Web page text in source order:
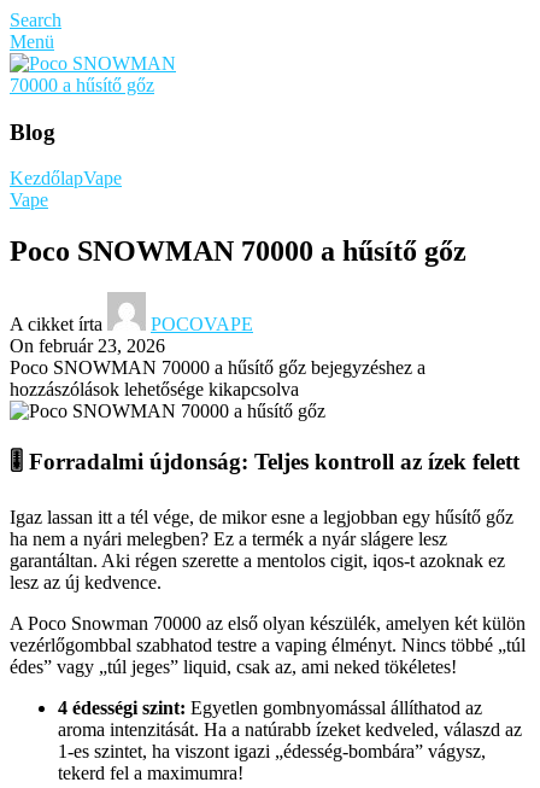
Search
Menü
Blog
KezdőlapVape
Vape
Poco SNOWMAN 70000 a hűsítő gőz
A cikket írta
POCOVAPE
On február 23, 2026
Poco SNOWMAN 70000 a hűsítő gőz bejegyzéshez a
hozzászólások lehetősége kikapcsolva
🎚️ Forradalmi újdonság: Teljes kontroll az ízek felett
Igaz lassan itt a tél vége, de mikor esne a legjobban egy hűsítő gőz
ha nem a nyári melegben? Ez a termék a nyár slágere lesz
garantáltan. Aki régen szerette a mentolos cigit, iqos-t azoknak ez
lesz az új kedvence.
A Poco Snowman 70000 az első olyan készülék, amelyen két külön
vezérlőgombbal szabhatod testre a vaping élményt. Nincs többé „túl
édes” vagy „túl jeges” liquid, csak az, ami neked tökéletes!
4 édességi szint: Egyetlen gombnyomással állíthatod az
aroma intenzitását. Ha a natúrabb ízeket kedveled, válaszd az
1-es szintet, ha viszont igazi „édesség-bombára” vágysz,
tekerd fel a maximumra!